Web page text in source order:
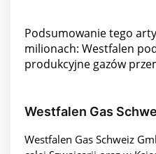
Podsumowanie tego
milionach: Westfalen
produkcyjne gazów
Westfalen Gas
Westfalen Gas Schweiz